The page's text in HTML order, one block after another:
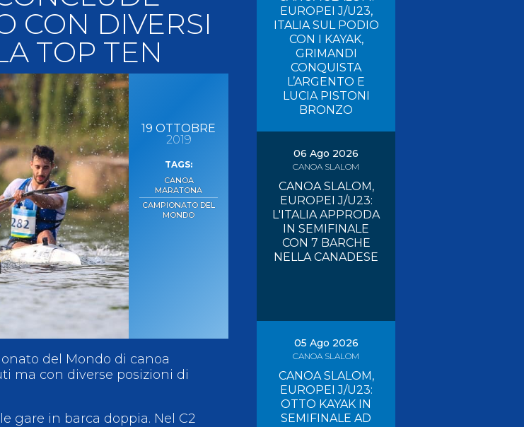
di Gara Sport per tutti Risultati On Line Tesseramento
Videogallery Whistleblowing
Policy
Cookie policy
CON DIVERSI
TOP TEN
19OTTOBRE
2019
CANOA
MARATONA
CAMPIONATO DEL
MONDO
del Mondo di canoa
ma con diverse posizioni di
gare in barca doppia. Nel C2
EUROPEI J/U23,
ITALIA SUL PODIO
CON I KAYAK,
GRIMANDI
CONQUISTA
L’ARGENTO E
LUCIA PISTONI
BRONZO
06 Ago 2026
CANOA SLALOM
CANOA SLALOM,
EUROPEI J/U23:
L'ITALIA APPRODA
IN SEMIFINALE
CON 7 BARCHE
NELLA CANADESE
05 Ago 2026
CANOA SLALOM
CANOA SLALOM,
EUROPEI J/U23:
OTTO KAYAK IN
SEMIFINALE AD